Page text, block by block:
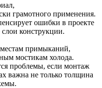
грамотного применения.
ошибки в проекте
конструкции.
примыканий,
мостикам холода.
проблемы, если монтаж
важна не только толщина